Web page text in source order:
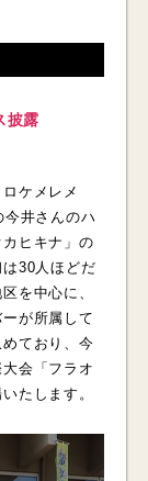
披露
ケメレメ
井さんのハ
ヒキナ」の
30人ほどだ
を中心に、
が所属して
ており、今
会「フラオ
たします。